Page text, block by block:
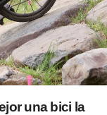
una bici la